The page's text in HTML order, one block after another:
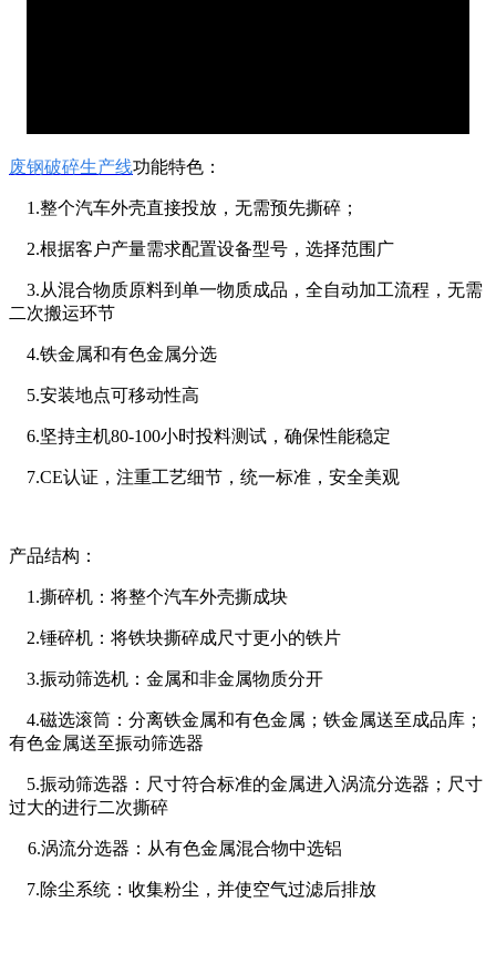
废钢破碎生产线功能特色：
1.整个汽车外壳直接投放，无需预先撕碎；
2.根据客户产量需求配置设备型号，选择范围广
3.从混合物质原料到单一物质成品，全自动加工流程，无需
二次搬运环节
4.铁金属和有色金属分选
5.安装地点可移动性高
6.坚持主机80-100小时投料测试，确保性能稳定
7.CE认证，注重工艺细节，统一标准，安全美观
产品结构：
1.撕碎机：将整个汽车外壳撕成块
2.锤碎机：将铁块撕碎成尺寸更小的铁片
3.振动筛选机：金属和非金属物质分开
4.磁选滚筒：分离铁金属和有色金属；铁金属送至成品库；
有色金属送至振动筛选器
5.振动筛选器：尺寸符合标准的金属进入涡流分选器；尺寸
过大的进行二次撕碎
6.涡流分选器：从有色金属混合物中选铝
7.除尘系统：收集粉尘，并使空气过滤后排放